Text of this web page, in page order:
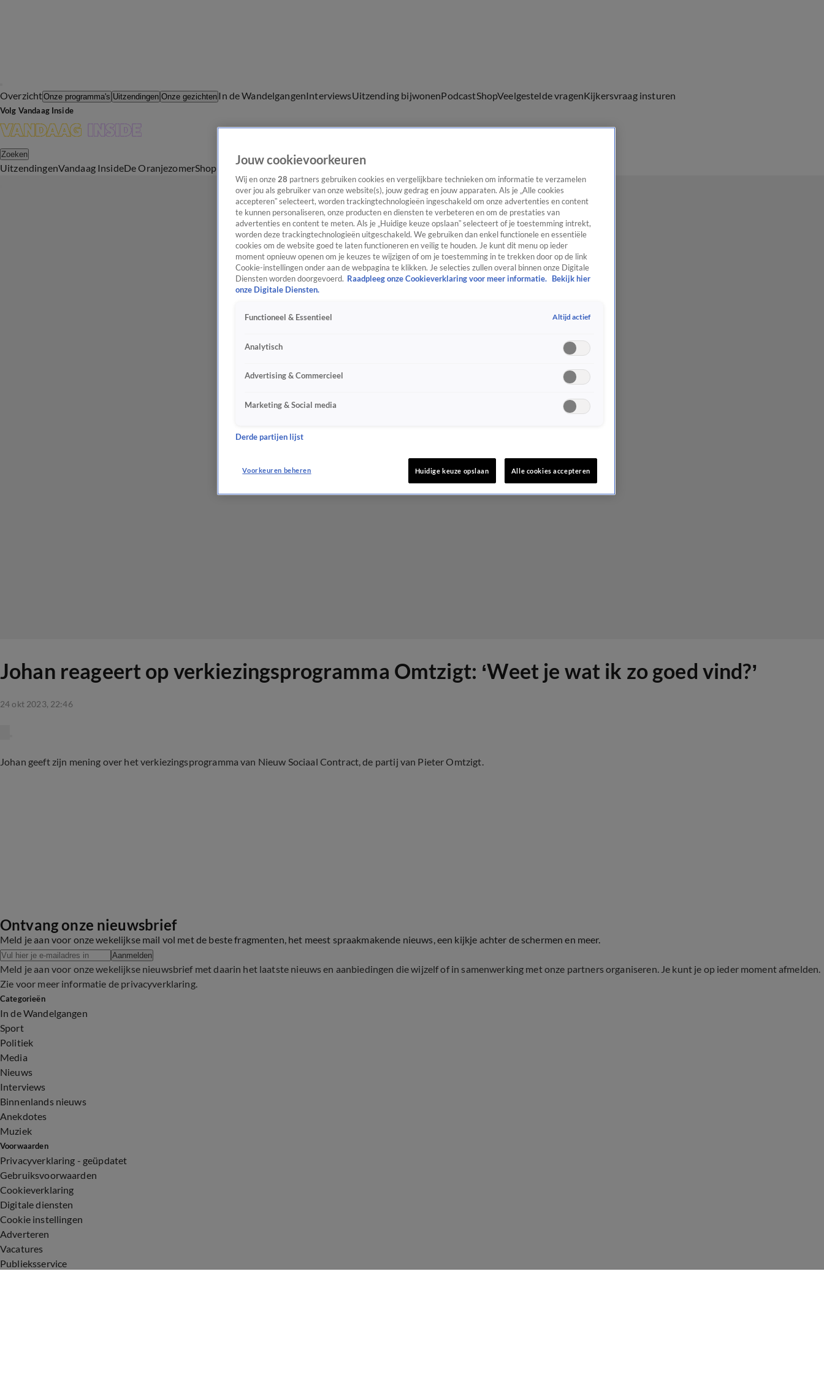
OverzichtOnze programma's Uitzendingen Onze gezichten In de WandelgangenInterviewsUitzending bijwonenPodcastShopVeelgestelde vragenKijkersvraag insturen
Volg Vandaag Inside
Zoeken
UitzendingenVandaag InsideDe OranjezomerShop Uitzending bijwonen
Johan reageert op verkiezingsprogramma Omtzigt: ‘Weet je wat ik zo goed vind?’
24 okt 2023, 22:46
Johan geeft zijn mening over het verkiezingsprogramma van Nieuw Sociaal Contract, de partij van Pieter Omtzigt.
Ontvang onze nieuwsbrief
Meld je aan voor onze wekelijkse mail vol met de beste fragmenten, het meest spraakmakende nieuws, een kijkje achter de schermen en meer.
Aanmelden
Meld je aan voor onze wekelijkse nieuwsbrief met daarin het laatste nieuws en aanbiedingen die wijzelf of in samenwerking met onze partners organiseren. Je kunt je op ieder moment afmelden.
Zie voor meer informatie de privacyverklaring.
Categorieën
In de Wandelgangen
Sport
Politiek
Media
Nieuws
Interviews
Binnenlands nieuws
Anekdotes
Muziek
Voorwaarden
Privacyverklaring - geüpdatet
Gebruiksvoorwaarden
Cookieverklaring
Digitale diensten
Cookie instellingen
Adverteren
Vacatures
Publieksservice
Jouw cookievoorkeuren
Wij en onze 28 partners gebruiken cookies en vergelijkbare technieken om informatie te verzamelen
over jou als gebruiker van onze website(s), jouw gedrag en jouw apparaten. Als je „Alle cookies
accepteren” selecteert, worden trackingtechnologieën ingeschakeld om onze advertenties en content
te kunnen personaliseren, onze producten en diensten te verbeteren en om de prestaties van
advertenties en content te meten. Als je „Huidige keuze opslaan” selecteert of je toestemming intrekt,
worden deze trackingtechnologieën uitgeschakeld. We gebruiken dan enkel functionele en essentiële
cookies om de website goed te laten functioneren en veilig te houden. Je kunt dit menu op ieder
moment opnieuw openen om je keuzes te wijzigen of om je toestemming in te trekken door op de link
Cookie-instellingen onder aan de webpagina te klikken. Je selecties zullen overal binnen onze Digitale
Diensten worden doorgevoerd. Raadpleeg onze Cookieverklaring voor meer informatie.
Bekijk hier
onze Digitale Diensten.
Functioneel & Essentieel Altijd actief
Analytisch
Advertising & Commercieel
Marketing & Social media
Derde partijen lijst
Voorkeuren beheren Huidige keuze opslaan Alle cookies accepteren